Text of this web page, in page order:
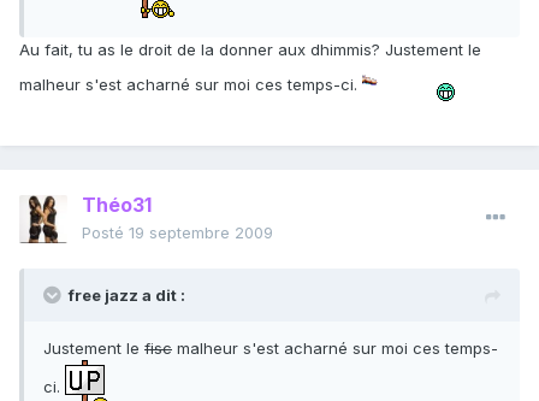
Au fait, tu as le droit de la donner aux dhimmis? Justement le
malheur s'est acharné sur moi ces temps-ci.
Théo31
Posté 19 septembre 2009
free jazz a dit :
Justement le fisc malheur s'est acharné sur moi ces temps-
ci.